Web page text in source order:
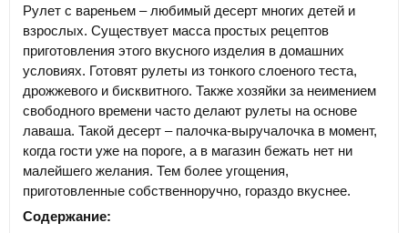
Рулет с вареньем – любимый десерт многих детей и
взрослых. Существует масса простых рецептов
приготовления этого вкусного изделия в домашних
условиях. Готовят рулеты из тонкого слоеного теста,
дрожжевого и бисквитного. Также хозяйки за неимением
свободного времени часто делают рулеты на основе
лаваша. Такой десерт – палочка-выручалочка в момент,
когда гости уже на пороге, а в магазин бежать нет ни
малейшего желания. Тем более угощения,
приготовленные собственноручно, гораздо вкуснее.
Содержание: